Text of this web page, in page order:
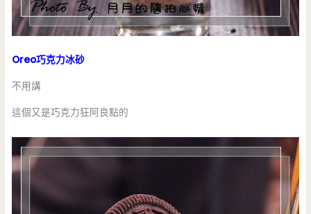
Oreo巧克力冰砂
不用講
這個又是巧克力狂阿良點的